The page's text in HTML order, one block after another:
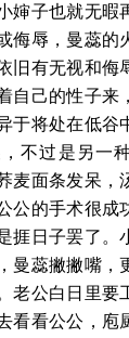
婶子也就无暇
侮辱，曼蕊的
旧有无视和侮
自己的性子来
于将处在低谷
不过是另一
麦面条发呆，
公的手术很成
捱日子罢了。
曼蕊撇撇嘴，
老公白日里要
看看公公，庖